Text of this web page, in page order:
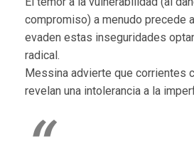
compromiso) a menudo precede
evaden estas inseguridades
radical.
Messina advierte que corrientes
revelan una intolerancia a la